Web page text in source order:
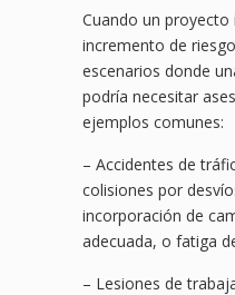
Cuando un
incremento de
escenarios donde
podría necesitar
ejemplos comunes:
– Accidentes de
colisiones por
incorporación de
adecuada, o fatiga
– Lesiones de